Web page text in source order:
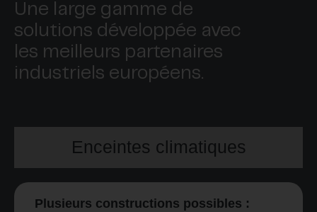
Une large gamme de
solutions développée avec
les meilleurs partenaires
industriels européens.
Enceintes climatiques
Plusieurs constructions possibles :